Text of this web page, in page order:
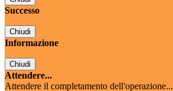
Successo
Chiudi
Informazione
Chiudi
Attendere...
Attendere il completamento dell'operazione...